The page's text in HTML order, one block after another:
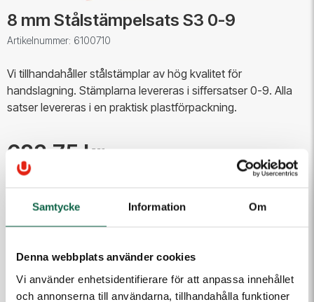
Samtycke Information Om
Denna webbplats använder cookies
Vi använder enhetsidentifierare för att anpassa innehållet
och annonserna till användarna, tillhandahålla funktioner
8 mm Stålstämpelsats S3 0-9
Artikelnummer: 6100710
Vi tillhandahåller stålstämplar av hög kvalitet för
handslagning. Stämplarna levereras i siffersatser 0-9. Alla
satser levereras i en praktisk plastförpackning.
683,75 kr
Lägg i varukorgen
Höjd (mm)